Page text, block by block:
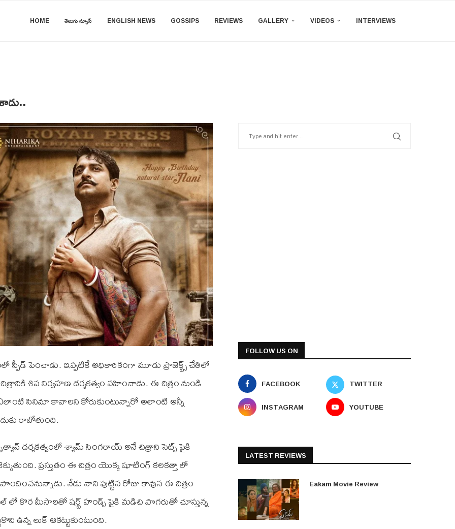
HOME తెలుగు న్యూస్ ENGLISH NEWS GOSSIPS REVIEWS GALLERY VIDEOS INTERVIEWS
పెంచాడు. ఇప్పటికే అధికారికంగా మూడు ప్రాజెక్ట్స్ చేతిలో
శివ నిర్వహణ దర్శకత్వం వహించాడు. ఈ చిత్రం నుండి
ఎలాంటి సినిమా కావాలని కోరుకుంటున్నారో అలాంటి అన్నీ
రాబోతుంది.
దర్శకత్వంలో శ్యామ్ సింగరాయ్ అనే చిత్రాని సెట్స్ పైకి
ప్రస్తుతం ఈ చిత్రం యొక్క షూటింగ్ కలకత్తా లో
నేడు నాని పుట్టిన రోజు కావున ఈ చిత్రం
లో కొర మీసాలతో షర్ట్ హండ్స్ పైకి మడిచి పొగరుతో చూస్తున్న
ఉన్న లుక్ ఆకట్టుకుంటుంది.
FOLLOW US ON
FACEBOOK
TWITTER
INSTAGRAM
YOUTUBE
LATEST REVIEWS
Eakam Movie Review